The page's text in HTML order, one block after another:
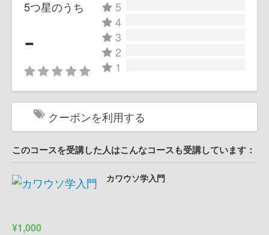
5つ星のうち
-
5
4
3
2
1
クーポンを利用する
このコースを受講した人はこんなコースも受講しています：
カワウソ学入門
¥1,000